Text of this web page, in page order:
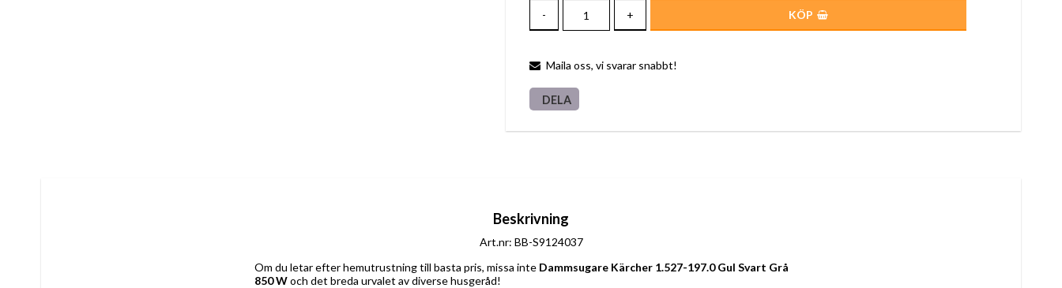
- + KÖP
Maila oss, vi svarar snabbt!
DELA
Beskrivning
Art.nr: BB-S9124037
Om du letar efter hemutrustning till basta pris, missa inte Dammsugare Kärcher 1.527-197.0 Gul Svart Grå
850 W och det breda urvalet av diverse husgeråd!